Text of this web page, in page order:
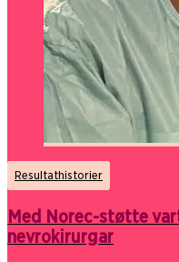
Resultathistorier
Med Norec-støtte
nevrokirurgar